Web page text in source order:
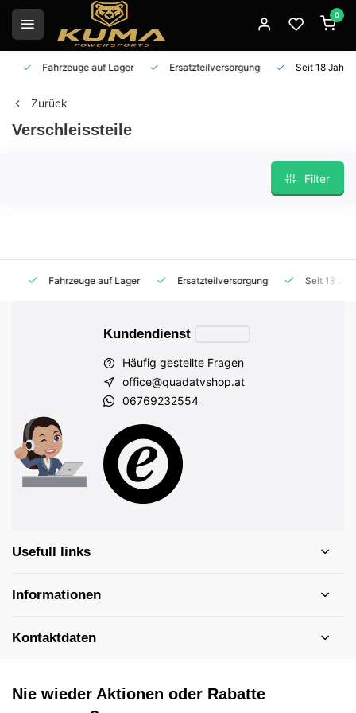
0
Fahrzeuge auf Lager Ersatzteilversorgung Seit 18 Jahren
Zurück
Verschleissteile
Filter
Fahrzeuge auf Lager Ersatzteilversorgung Seit 18
Kundendienst
Häufig gestellte Fragen
office@quadatvshop.at
06769232554
Usefull links
Informationen
Kontaktdaten
Nie wieder Aktionen oder Rabatte